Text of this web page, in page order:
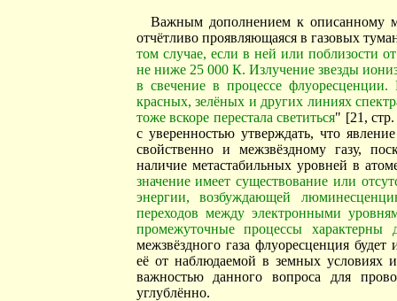
Важным дополнением к описанному
отчётливо проявляющаяся в газовых
том случае, если в ней или поблизости
не ниже 25 000 К. Излучение звезды
в свечение в процессе флуоресценции.
красных, зелёных и других линиях
тоже вскоре перестала светиться" [21,
с уверенностью утверждать, что
свойственно и межзвёздному газу,
наличие метастабильных уровней в
значение имеет существование или
энергии, возбуждающей
переходов между электронными
промежуточные процессы характерны
межзвёздного газа флуоресценция
её от наблюдаемой в земных условиях
важностью данного вопроса для
углублённо.